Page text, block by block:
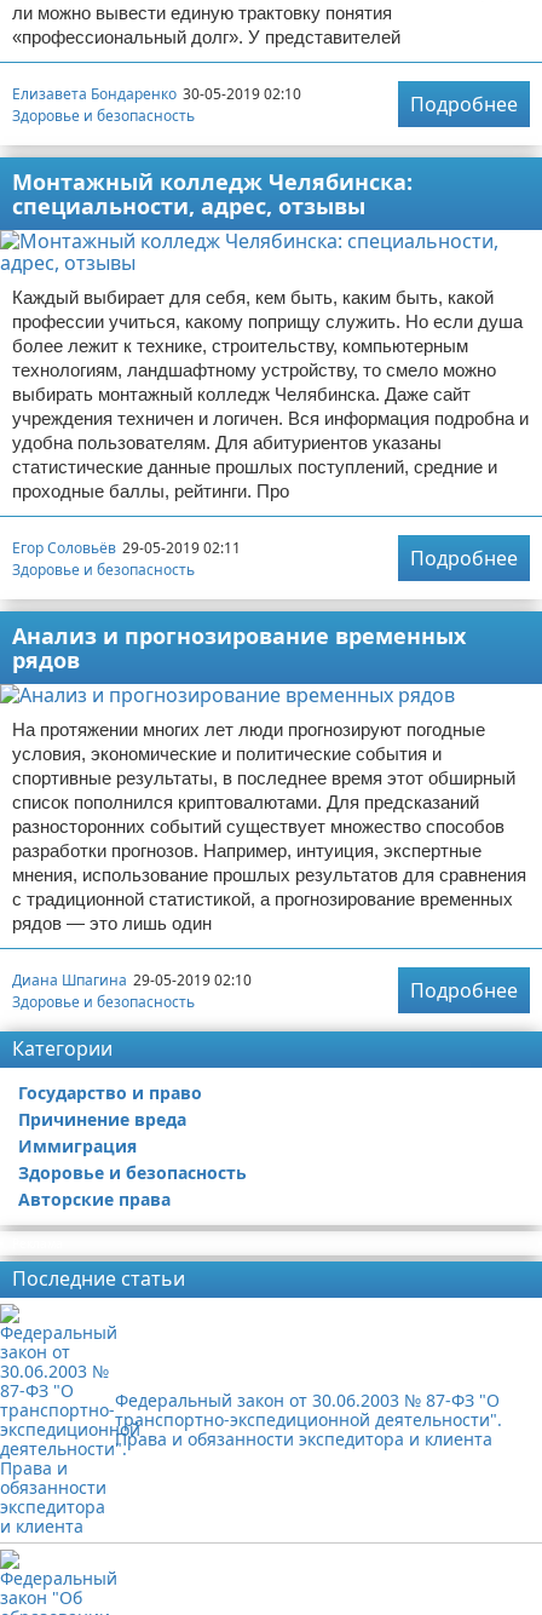
ли можно вывести единую трактовку понятия
«профессиональный долг». У представителей
Елизавета Бондаренко 30-05-2019 02:10
Здоровье и безопасность
Подробнее
Монтажный колледж Челябинска:
специальности, адрес, отзывы
Каждый выбирает для себя, кем быть, каким быть, какой
профессии учиться, какому поприщу служить. Но если душа
более лежит к технике, строительству, компьютерным
технологиям, ландшафтному устройству, то смело можно
выбирать монтажный колледж Челябинска. Даже сайт
учреждения техничен и логичен. Вся информация подробна и
удобна пользователям. Для абитуриентов указаны
статистические данные прошлых поступлений, средние и
проходные баллы, рейтинги. Про
Егор Соловьёв 29-05-2019 02:11
Здоровье и безопасность
Подробнее
Анализ и прогнозирование временных
рядов
На протяжении многих лет люди прогнозируют погодные
условия, экономические и политические события и
спортивные результаты, в последнее время этот обширный
список пополнился криптовалютами. Для предсказаний
разносторонних событий существует множество способов
разработки прогнозов. Например, интуиция, экспертные
мнения, использование прошлых результатов для сравнения
с традиционной статистикой, а прогнозирование временных
рядов — это лишь один
Диана Шпагина 29-05-2019 02:10
Здоровье и безопасность
Подробнее
Категории
Государство и право
Причинение вреда
Иммиграция
Здоровье и безопасность
Авторские права
Последние статьи
Федеральный закон от 30.06.2003 № 87-ФЗ "О
транспортно-экспедиционной деятельности".
Права и обязанности экспедитора и клиента